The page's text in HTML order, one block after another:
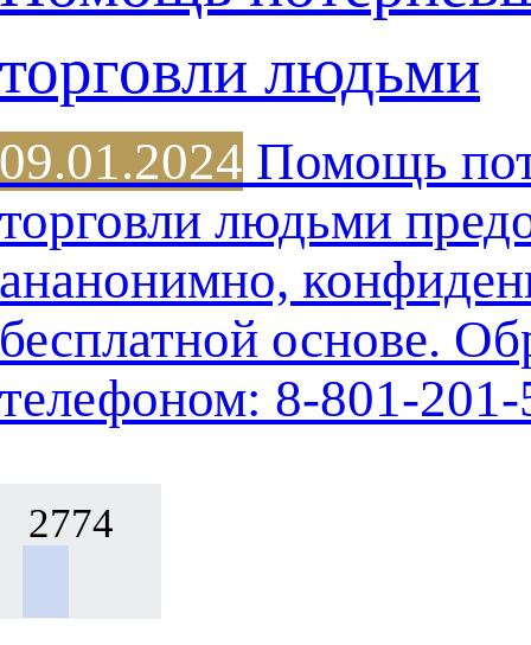
торговли людьми
09.01.2024 Помощь
торговли людьми
ананонимно,
бесплатной основе.
телефоном: 8-801-
2774